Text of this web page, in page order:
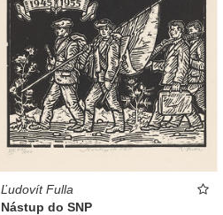
Ľudovít Fulla
Nástup do SNP